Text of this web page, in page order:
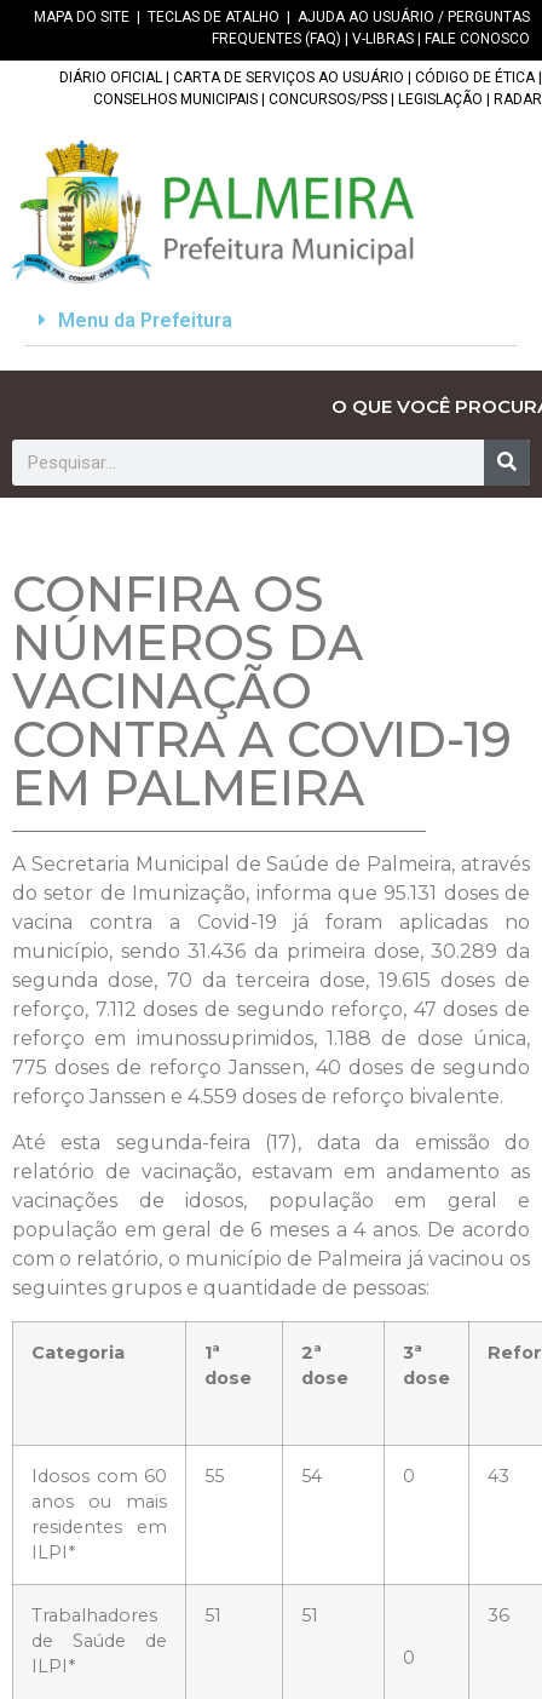
MAPA DO SITE TECLAS DE ATALHO
AJUDA AO USUÁRIO / PERGUNTAS
FREQUENTES (FAQ)
V-LIBRAS FALE CONOSCO
DIÁRIO OFICIAL CARTA DE SERVIÇOS AO USUÁRIO CÓDIGO DE ÉTICA|
CONSELHOS MUNICIPAIS
CONCURSOS/PSS LEGISLAÇÃO RADAR
Menu da Prefeitura
O QUE VOCÊ
CONFIRA OS
NÚMEROS DA
VACINAÇÃO
CONTRA A COVID-19
EM PALMEIRA
A Secretaria Municipal de Saúde de Palmeira, através
do setor de Imunização, informa que 95.131 doses de
vacina contra a Covid-19 já foram aplicadas no
município, sendo 31.436 da primeira dose, 30.289 da
segunda dose, 70 da terceira dose, 19.615 doses de
reforço, 7.112 doses de segundo reforço, 47 doses de
reforço em imunossuprimidos, 1.188 de dose única,
775 doses de reforço Janssen, 40 doses de segundo
reforço Janssen e 4.559 doses de reforço bivalente.
Até esta segunda-feira (17), data da emissão do
relatório de vacinação, estavam em andamento as
vacinações de idosos, população em geral e
população em geral de 6 meses a 4 anos. De acordo
com o relatório, o município de Palmeira já vacinou os
seguintes grupos e quantidade de pessoas:
Categoria
1ª
dose
2ª
dose
3ª
dose
Idosos com 60
anos ou mais
residentes em
ILPI*
55 54 0 43
Trabalhadores
de Saúde de
ILPI*
51
51
0
36